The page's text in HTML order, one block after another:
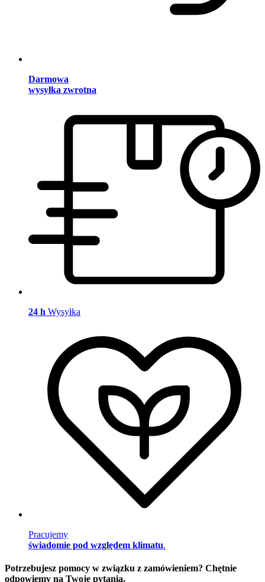
Darmowa
wysyłka zwrotna
24 h Wysyłka
Pracujemy
świadomie pod względem klimatu.
Potrzebujesz pomocy w związku z zamówieniem? Chętnie
odpowiemy na Twoje pytania.